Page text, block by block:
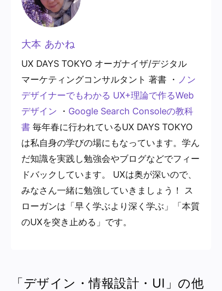
大本 あかね
UX DAYS TOKYO オーガナイザ/デジタル
マーケティングコンサルタント 著書 ・ ノン
デザイナーでもわかる UX+理論で作るWeb
デザイン ・ Google Search Consoleの教科
書毎年春に行われているUX DAYS TOKYO
は私自身の学びの場にもなっています。学ん
だ知識を実践し勉強会やブログなどでフィー
ドバックしています。 UXは奥が深いので、
みなさん一緒に勉強していきましょう！ ス
ローガンは「早く学ぶより深く学ぶ」「本質
のUXを突き止める」です。
「デザイン・情報設計・UI」の他